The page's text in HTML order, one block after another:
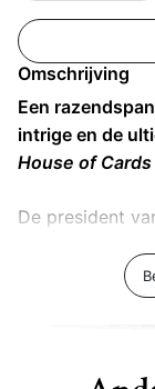
Omschrijving
Een
intrige en de
House of Cards
De president
terwijl zij
haar
Is hij een pion